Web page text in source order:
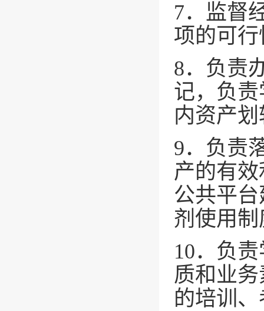
7．监督
项的可
8．负责
记，负
内资产
9．负责
产的有
公共平
剂使用
10．负
质和业
的培训